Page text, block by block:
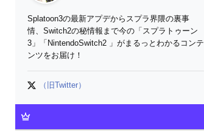
Splatoon3の最新アプデからスプラ界隈の裏事
情、Switch2の秘情報まで今の「スプラトゥーン
3」「NintendoSwitch2 」がまるっとわかるコンテ
ンツをお届け！
（旧Twitter）